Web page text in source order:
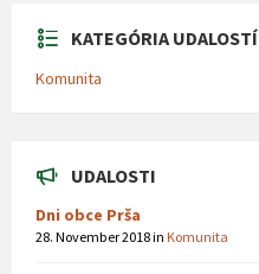
KATEGÓRIA UDALOSTÍ
Komunita
UDALOSTI
Dni obce Prša
28. November 2018in Komunita